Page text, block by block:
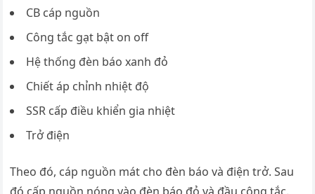
CB cáp nguồn
Công tắc gạt bật on off
Hệ thống đèn báo xanh đỏ
Chiết áp chỉnh nhiệt độ
SSR cấp điều khiển gia nhiệt
Trở điện
Theo đó, cáp nguồn mát cho đèn báo và điện trở. Sau